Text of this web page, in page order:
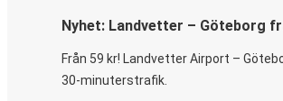
Nyhet: Landvetter – Göteborg
Från 59 kr! Landvetter Airport –
30-minuterstrafik.